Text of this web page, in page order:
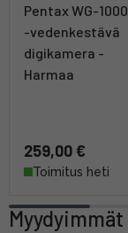
Pentax WG-1000
-vedenkestävä
digikamera -
Harmaa
259,00 €
Toimitus heti
Myydyimmät